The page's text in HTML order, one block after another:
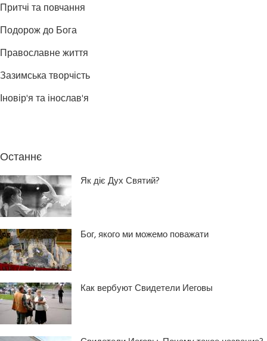
Притчі та повчання
Подорож до Бога
Православне життя
Зазимська творчість
Іновір'я та інослав'я
Останнє
Як діє Дух Святий?
Бог, якого ми можемо поважати
Как вербуют Свидетели Иеговы